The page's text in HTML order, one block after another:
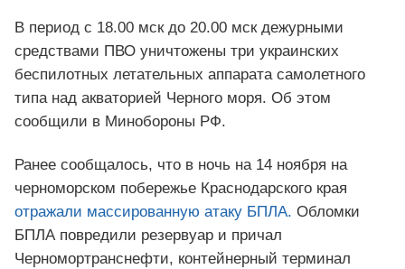
В период с 18.00 мск до 20.00 мск дежурными
средствами ПВО уничтожены три украинских
беспилотных летательных аппарата самолетного
типа над акваторией Черного моря. Об этом
сообщили в Минобороны РФ.
Ранее сообщалось, что в ночь на 14 ноября на
черноморском побережье Краснодарского края
отражали массированную атаку БПЛА. Обломки
БПЛА повредили резервуар и причал
Черномортранснефти, контейнерный терминал